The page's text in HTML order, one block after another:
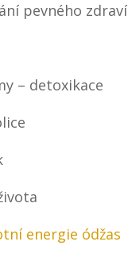
pevného zdraví
– detoxikace
energie ódžas